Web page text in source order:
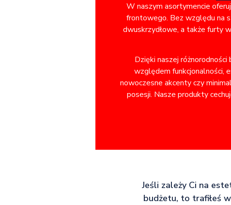
W naszym asortymencie
frontowego. Bez względu na
dwuskrzydłowe, a także furty
Dzięki naszej
względem funkcjonalności,
nowoczesne akcenty czy
posesji. Nasze produkty
Jeśli zależy Ci na
budżetu, to trafiłeś